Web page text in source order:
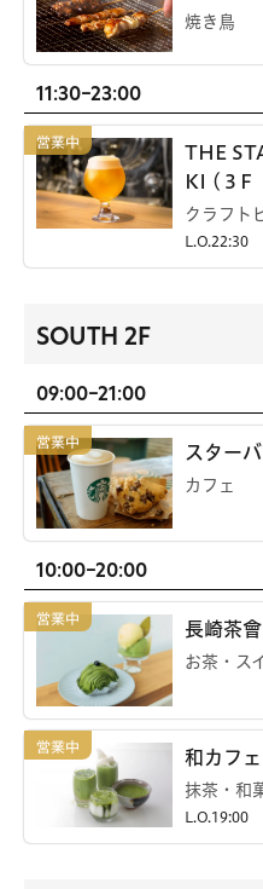
焼き鳥
11:30-23:00
THE
KI (３F
クラフト
L.O.22:30
SOUTH 2F
09:00-21:00
スター
カフェ
10:00-20:00
長崎茶
お茶・ス
和カフ
抹茶・和
L.O.19:00